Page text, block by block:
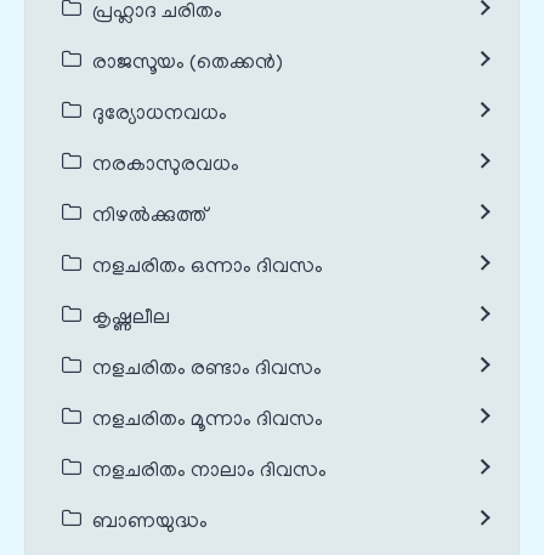
പ്രഹ്ലാദ ചരിതം
രാജസൂയം (തെക്കൻ)
ദുര്യോധനവധം
നരകാസുരവധം
നിഴൽക്കുത്ത്
നളചരിതം ഒന്നാം ദിവസം
കൃഷ്ണലീല
നളചരിതം രണ്ടാം ദിവസം
നളചരിതം മൂന്നാം ദിവസം
നളചരിതം നാലാം ദിവസം
ബാണയുദ്ധം